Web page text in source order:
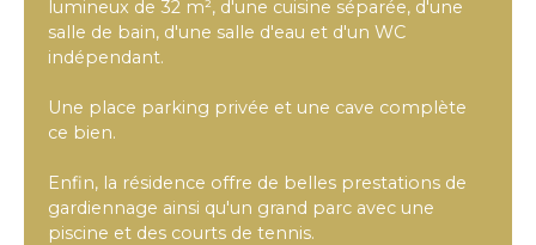
lumineux de 32 m², d'une cuisine séparée, d'une
salle de bain, d'une salle d'eau et d'un WC
indépendant.
Une place parking privée et une cave complète
ce bien.
Enfin, la résidence offre de belles prestations de
gardiennage ainsi qu'un grand parc avec une
piscine et des courts de tennis.